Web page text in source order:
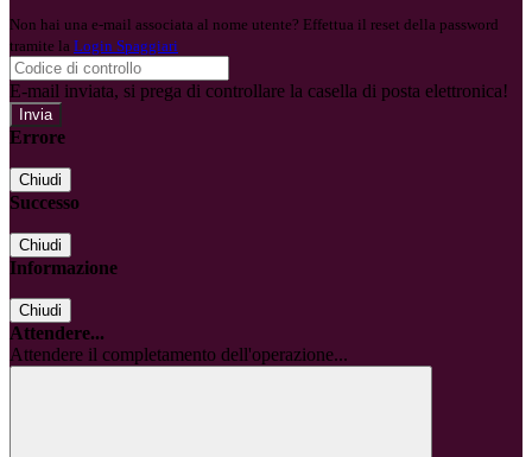
Non hai una e-mail associata al nome utente? Effettua il reset della password
tramite la Login Spaggiari
E-mail inviata, si prega di controllare la casella di posta elettronica!
Errore
Chiudi
Successo
Chiudi
Informazione
Chiudi
Attendere...
Attendere il completamento dell'operazione...